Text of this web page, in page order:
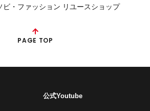
ビ・ファッション リユースショップ
PAGE TOP
公式Youtube